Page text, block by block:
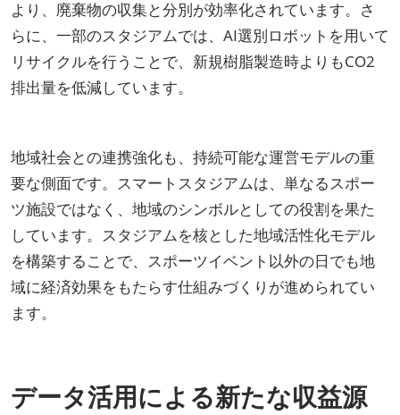
より、廃棄物の収集と分別が効率化されています。さ
らに、一部のスタジアムでは、AI選別ロボットを用いて
リサイクルを行うことで、新規樹脂製造時よりもCO2
排出量を低減しています。
地域社会との連携強化も、持続可能な運営モデルの重
要な側面です。スマートスタジアムは、単なるスポー
ツ施設ではなく、地域のシンボルとしての役割を果た
しています。スタジアムを核とした地域活性化モデル
を構築することで、スポーツイベント以外の日でも地
域に経済効果をもたらす仕組みづくりが進められてい
ます。
データ活用による新たな収益源